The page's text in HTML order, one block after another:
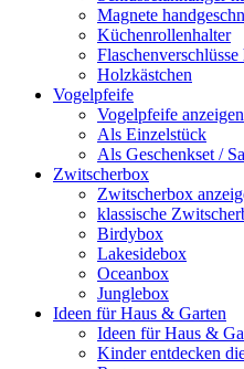
Magnete
Küchenrollenhalter
Holzkästchen
Vogelpfeife
Vogelpfeife anzeigen
Als Einzelstück
Als Geschenkset /
Zwitscherbox
Zwitscherbox
klassische
Birdybox
Lakesidebox
Oceanbox
Junglebox
Ideen für Haus & Garten
Ideen für Haus &
Kinder entdecken